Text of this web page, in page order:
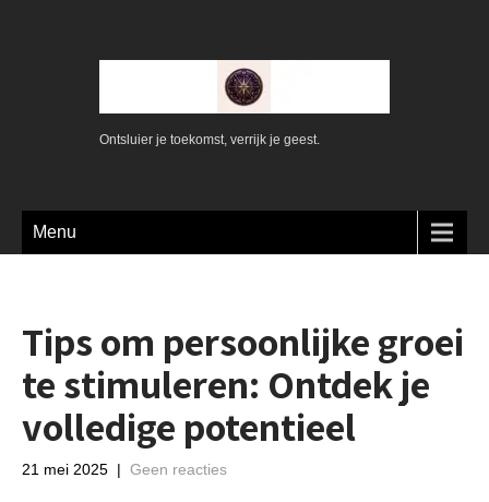
Ontsluier je toekomst, verrijk je geest.
Menu
Tips om persoonlijke groei
te stimuleren: Ontdek je
volledige potentieel
21 mei 2025 | Geen reacties